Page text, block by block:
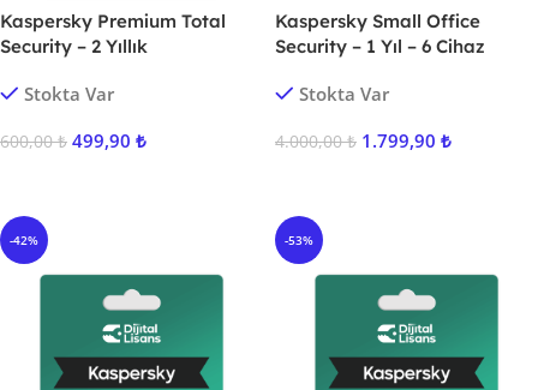
Kaspersky Premium Total
Security – 2 Yıllık
Stokta Var
600,00₺ 499,90 ₺
Kaspersky Small Office
Security – 1 Yıl – 6 Cihaz
Stokta Var
4.000,00₺ 1.799,90 ₺
-42% -53%